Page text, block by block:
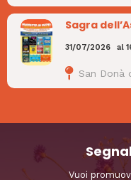
Sagra
31/07/2026 al
San Donà
Vuoi